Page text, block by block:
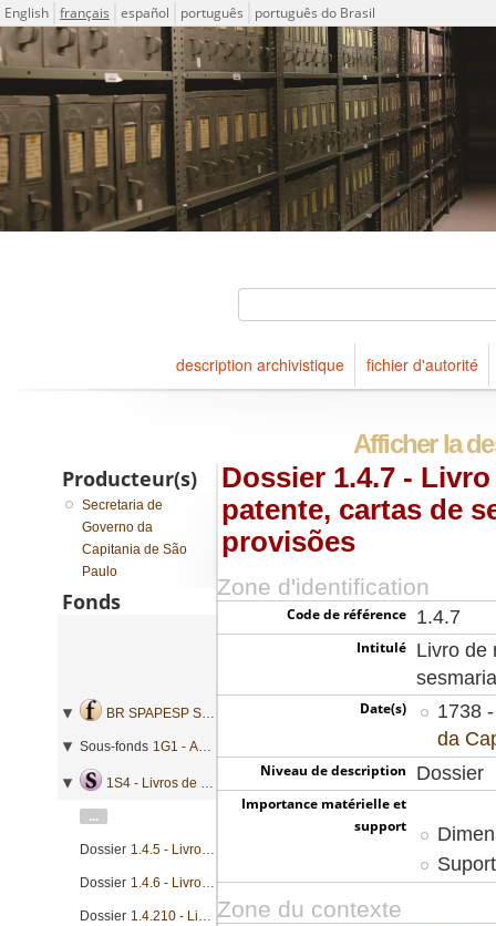
Langue
English français español português português do Brasil
Descriptions for archival holdings maintained at Arquivo
ICA-AtoM Project
description archivistique fichier d'autorité
Afficher la
Dossier 1.4.7 -
patente, cartas de
provisões
Zone d'identification
Code de référence 1.4.7
Intitulé
Livro de
Date(s)
1738
da
Niveau de description Dossier
Importance matérielle et
support
Zone du contexte
Producteur(s)
Secretaria de
Governo da
Capitania de São
Paulo
Fonds
BR SPAPESP SEGOVC - Secretaria de Governo da Capitania de São Paulo
Sous-fonds 1G1 - Administração geral
1S4 - Livros de registro geral de mercês
...
Dossier 1.4.5 - Livro de registro de cartas patente, cartas de sesmarias, nomeações e provisões
Dossier 1.4.6 - Livro de registro de cartas patente, cartas de sesmarias, nomeações e provisões
Dossier 1.4.210 - Livro de registro de cartas de sesmarias